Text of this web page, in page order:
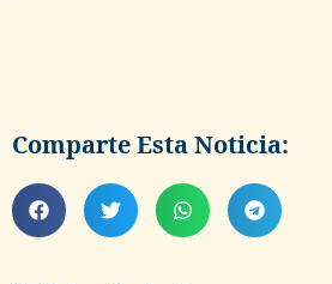
Comparte Esta Noticia: